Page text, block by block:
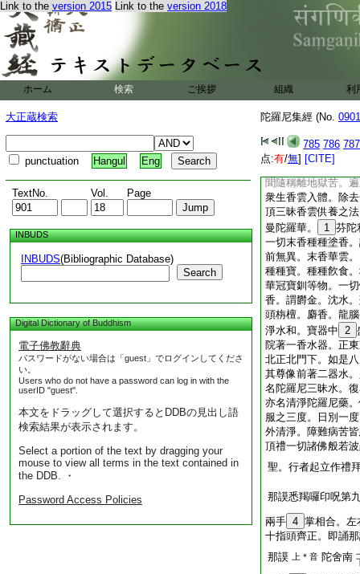
Link to the version 2015 Link to the version 2018
ホーム 検索 ご挨拶 組織 利
大正蔵検索
punctuation Hangul Eng
TextNo. Vol. Page
INBUDS
INBUDS(Bibliographic Database)
Search
Digital Dictionary of Buddhism
電子佛教辭典
パスワードがない場合は「guest」でログインしてくださ
い。
Users who do not have a password can log in with the
userID "guest".
本文をドラッグして選択するとDDBの見出し語
検索結果が表示されます。
Select a portion of the text by dragging your
mouse to view all terms in the text contained in
the DDB. ・
Password Access Policies
陀羅尼集經 (No.
785 786 787
点:有/無] [CITE]
三昧陀羅尼力。速
燒香供養。爲其七
一丸香。普爲六道
一切病苦衆生著一
迦文佛并佛眷屬。
屬。供養金剛藏菩
遍十方一切淨土。
切病苦諸衆生處。
香宮殿樓閣七寶池
供養。香雲遍至地
聞隨稱離地獄苦。
衆生香雲入體。除
頂三昧香雲供養之
曼陀羅華。
1 芬陀
一切末香種種塗香
前無異。末香華雲
種種寶。種種飮食
華冠寶釧等物。一
香。謂欝金。沈水
頭栴檀。麝香。龍
淨水和。寶器中 2
院著一香水器。正
北正北門下。如是
其尊像前著二器水
名陀羅尼三昧水。
亦名清淨陀羅尼藥
服之三度。日別一
外清淨。障難病苦
頂禮一切諸佛般若
聖。行者起立作禮
那謨悉羯囉印呪第
兩手 4 掌相合。左
十指頭齊正。即誦
那謨
上＊音 陀舍南